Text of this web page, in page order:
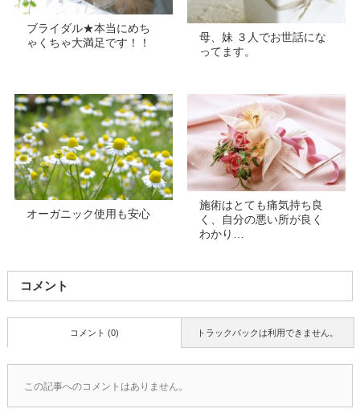
ブライダル★本当にめち
ゃくちゃ大満足です！！
母、妹 ３人でお世話にな
ってます。
オーガニック使用も安心
施術はとても痛気持ち良
く、自分の悪い所が良く
わかり…
コメント
トラックバックは利用できません。
コメント (0)
この記事へのコメントはありません。